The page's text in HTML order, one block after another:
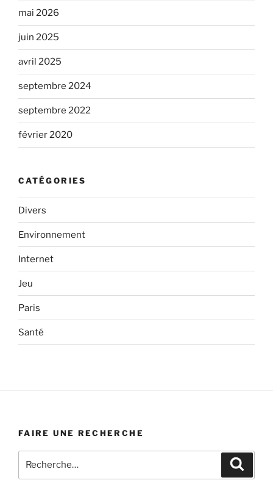
mai 2026
juin 2025
avril 2025
septembre 2024
septembre 2022
février 2020
CATÉGORIES
Divers
Environnement
Internet
Jeu
Paris
Santé
FAIRE UNE RECHERCHE
pour